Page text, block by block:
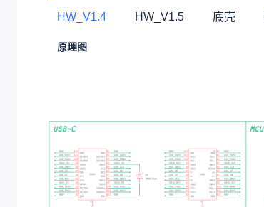
HW_V1.4 HW_V1.5 底壳
原理图